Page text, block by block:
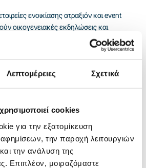
Λεπτομέρειες Σχετικά
cookies
για την εξατομίκευση
την παροχή λειτουργιών
την ανάλυση της
Επιπλέον, μοιραζόμαστε
ενοικίασης ατραξιόν και event
οικογενειακές εκδηλώσεις και
άνω των 4 ετών. Η διάταξη με επιπλέον
πολύ καλά σε εμπορικό μοντέλο που
εμπλοκή των συμμετεχόντων και σε
Η συμμόρφωση με το πρότυπο
συνεργασία με διοργανωτές που
ρίσκο και υποστηρίζει τη